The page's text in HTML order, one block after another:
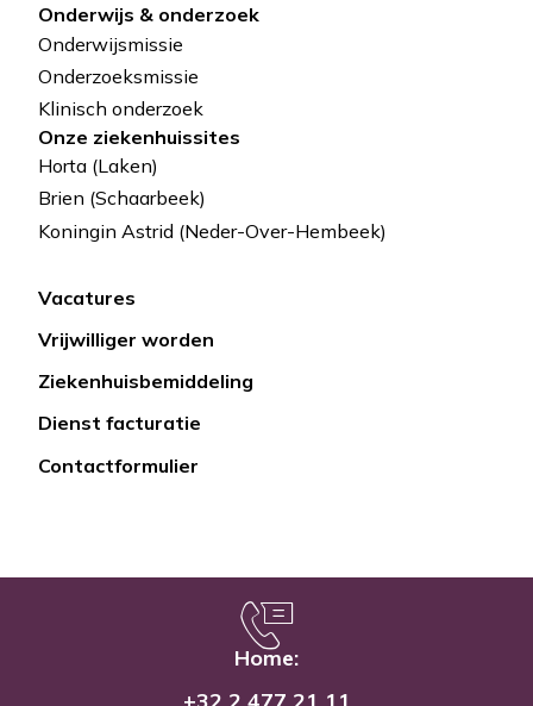
Onderwijs & onderzoek
Onderwijsmissie
Onderzoeksmissie
Klinisch onderzoek
Onze ziekenhuissites
Horta (Laken)
Brien (Schaarbeek)
Koningin Astrid (Neder-Over-Hembeek)
Lien
rapide
Vacatures
Vrijwilliger worden
Ziekenhuisbemiddeling
Dienst facturatie
Contactformulier
Home:
+32 2 477 21 11